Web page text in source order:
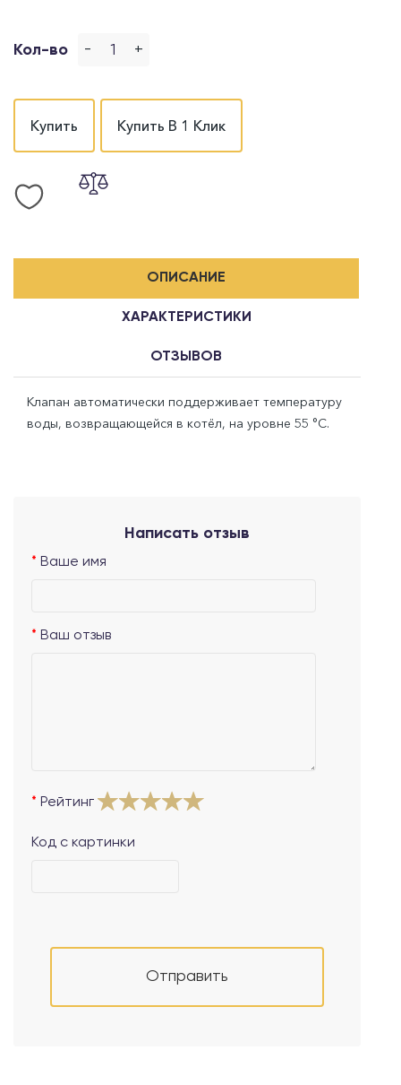
Кол-во - +
Купить Купить В 1 Клик
ОПИСАНИЕ
ХАРАКТЕРИСТИКИ
ОТЗЫВОВ
Клапан автоматически поддерживает температуру
воды, возвращающейся в котёл, на уровне 55 °C.
Написать отзыв
Ваше имя
Ваш отзыв
Рейтинг
Код с картинки
Отправить